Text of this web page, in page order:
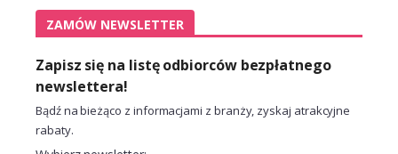
ZAMÓW NEWSLETTER
Zapisz się na listę odbiorców bezpłatnego
newslettera!
Bądź na bieżąco z informacjami z branży, zyskaj atrakcyjne
rabaty.